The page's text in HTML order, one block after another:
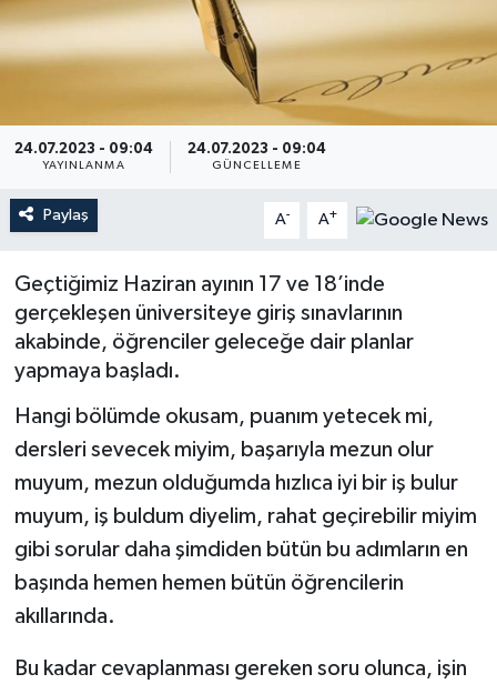
24.07.2023 - 09:04
YAYINLANMA
24.07.2023 - 09:04
GÜNCELLEME
Paylaş A- A+
Geçtiğimiz Haziran ayının 17 ve 18’inde
gerçekleşen üniversiteye giriş sınavlarının
akabinde, öğrenciler geleceğe dair planlar
yapmaya başladı.
Hangi bölümde okusam, puanım yetecek mi,
dersleri sevecek miyim, başarıyla mezun olur
muyum, mezun olduğumda hızlıca iyi bir iş bulur
muyum, iş buldum diyelim, rahat geçirebilir miyim
gibi sorular daha şimdiden bütün bu adımların en
başında hemen hemen bütün öğrencilerin
akıllarında.
Bu kadar cevaplanması gereken soru olunca, işin